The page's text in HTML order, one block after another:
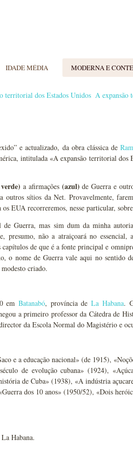
IDADE MÉDIA MODERNA E
territorial dos Estados Unidos A expansão
e actualizado, da obra clássica de
intitulada «A expansão territorial dos
a afirmações (azul) de Guerra e
sítios da Net. Provavelmente,
EUA recorreremos, nesse particular,
Guerra, mas sim dum da minha
presumo, não a atraiçoará no
de que é a fonte principal e
o nome de Guerra vale aqui no sentido
criado.
em Batanabó, província deLa Habana.
a primeiro professor da Cátedra de
da Escola Normal do Magistério e
e a educação nacional» (de 1915),
de evolução cubana» (1924),
de Cuba» (1938), «A indústria
dos 10 anos» (1950/52), «Dois
Habana.